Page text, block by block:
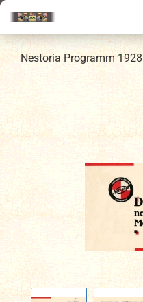
Nestoria Programm 1928